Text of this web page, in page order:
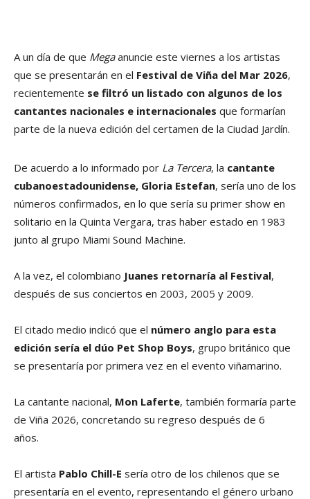
A un día de que Megaanuncie este viernes a los artistas
que se presentarán en el Festival de Viña del Mar 2026,
recientemente se filtró un listado con algunos de los
cantantes nacionales e internacionales que formarían
parte de la nueva edición del certamen de la Ciudad Jardín.
De acuerdo a lo informado por La Tercera, la cantante
cubanoestadounidense, Gloria Estefan, sería uno de los
números confirmados, en lo que sería su primer show en
solitario en la Quinta Vergara, tras haber estado en 1983
junto al grupo Miami Sound Machine.
A la vez, el colombiano Juanes retornaría al Festival,
después de sus conciertos en 2003, 2005 y 2009.
El citado medio indicó que el número anglo para esta
edición sería el dúo Pet Shop Boys, grupo británico que
se presentaría por primera vez en el evento viñamarino.
La cantante nacional, Mon Laferte, también formaría parte
de Viña 2026, concretando su regreso después de 6
años.
El artista Pablo Chill-E sería otro de los chilenos que se
presentaría en el evento, representando el género urbano